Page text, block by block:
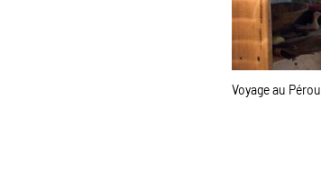
Voyage au Pérou